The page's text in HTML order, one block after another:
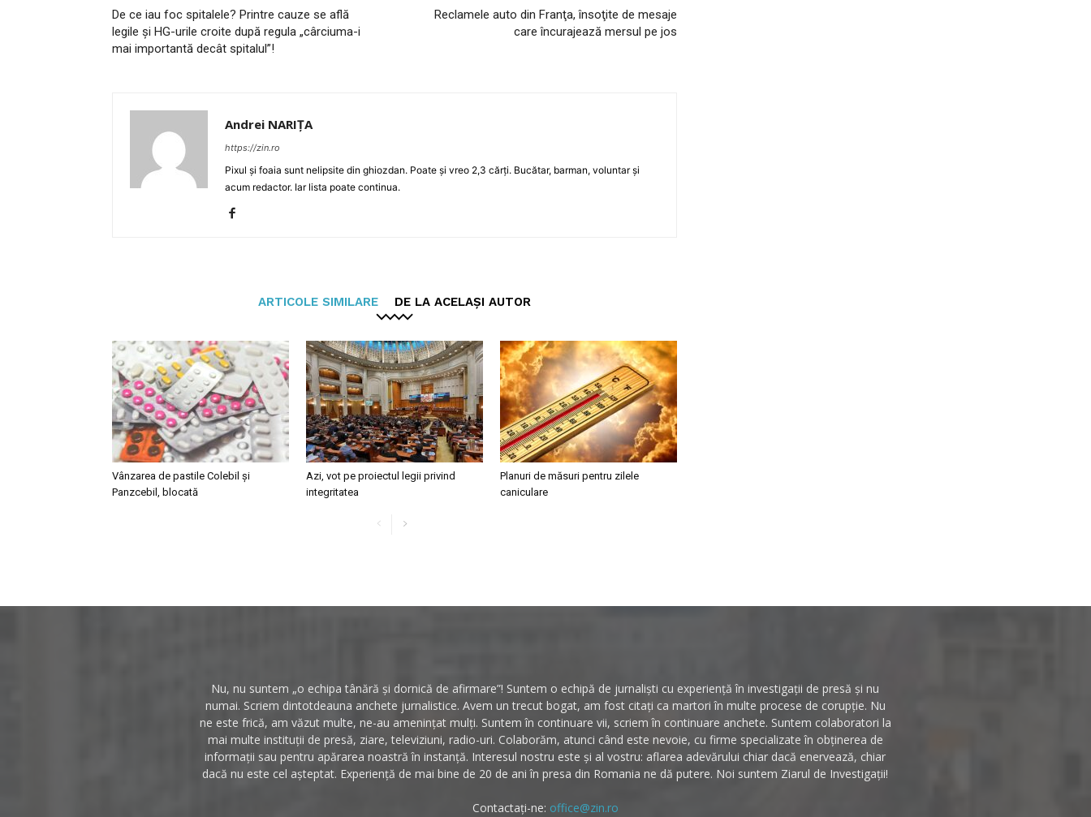
De ce iau foc spitalele? Printre cauze se află
legile și HG-urile croite după regula „cârciuma-i
mai importantă decât spitalul”!
Reclamele auto din Franţa, însoţite de mesaje
care încurajează mersul pe jos
Andrei NARIȚA
https://zin.ro
Pixul și foaia sunt nelipsite din ghiozdan. Poate și vreo 2,3 cărți. Bucătar, barman, voluntar și
acum redactor. Iar lista poate continua.
ARTICOLE SIMILARE DE LA ACELAȘI AUTOR
Vânzarea de pastile Colebil și
Panzcebil, blocată
Azi, vot pe proiectul legii privind
integritatea
Planuri de măsuri pentru zilele
caniculare
Nu, nu suntem „o echipa tânără și dornică de afirmare”! Suntem o echipă de jurnaliști cu experiență în investigații de presă și nu
numai. Scriem dintotdeauna anchete jurnalistice. Avem un trecut bogat, am fost citați ca martori în multe procese de corupție. Nu
ne este frică, am văzut multe, ne-au amenințat mulți. Suntem în continuare vii, scriem în continuare anchete. Suntem colaboratori la
mai multe instituții de presă, ziare, televiziuni, radio-uri. Colaborăm, atunci când este nevoie, cu firme specializate în obținerea de
informații sau pentru apărarea noastră în instanță. Interesul nostru este și al vostru: aflarea adevărului chiar dacă enervează, chiar
dacă nu este cel așteptat. Experiență de mai bine de 20 de ani în presa din Romania ne dă putere. Noi suntem Ziarul de Investigații!
Contactați-ne: office@zin.ro